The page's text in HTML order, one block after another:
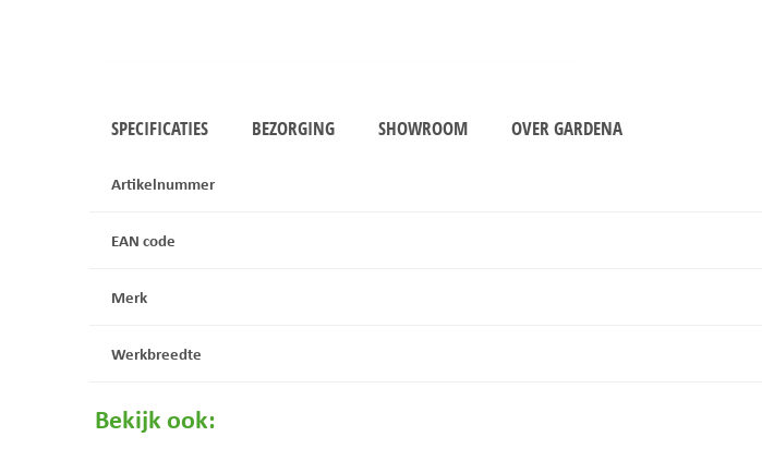
SPECIFICATIES BEZORGING SHOWROOM OVER GARDENA
Artikelnummer
EAN code
Merk
Werkbreedte
Bekijk ook: